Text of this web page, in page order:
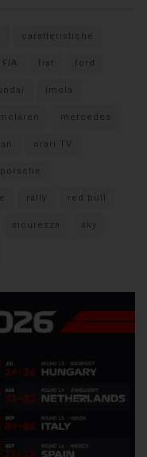
caratteristiche
FIA fiat ford
imola
mclaren mercedes
orari TV
porsche
rally red bull
sicurezza sky